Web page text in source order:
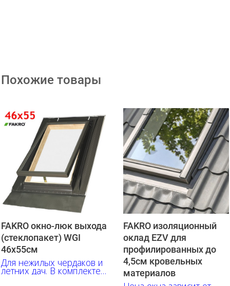
Похожие товары
FAKRO окно-люк выхода
(стеклопакет) WGI
46х55см
Для нежилых чердаков и
летних дач. В комплекте
с герметизирующим
FAKRO изоляционный
оклад EZV для
профилированных до
4,5см кровельных
материалов